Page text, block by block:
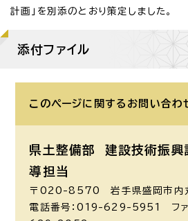
計画」を別添のとおり策定しました。
添付ファイル
このページに関する お問い合わ
県土整備部 建設技術振興
導担当
〒020-8570 岩手県盛岡市内
電話番号：019-629-5951 ファ